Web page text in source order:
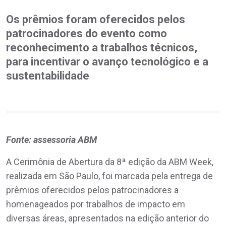
Os prêmios foram oferecidos pelos
patrocinadores do evento como
reconhecimento a trabalhos técnicos,
para incentivar o avanço tecnológico e a
sustentabilidade
Fonte: assessoria ABM
A Cerimônia de Abertura da 8ª edição da ABM Week,
realizada em São Paulo, foi marcada pela entrega de
prêmios oferecidos pelos patrocinadores a
homenageados por trabalhos de impacto em
diversas áreas, apresentados na edição anterior do